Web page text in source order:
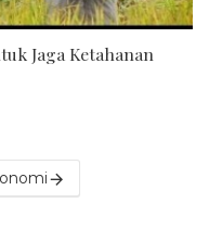
Jaga Ketahanan